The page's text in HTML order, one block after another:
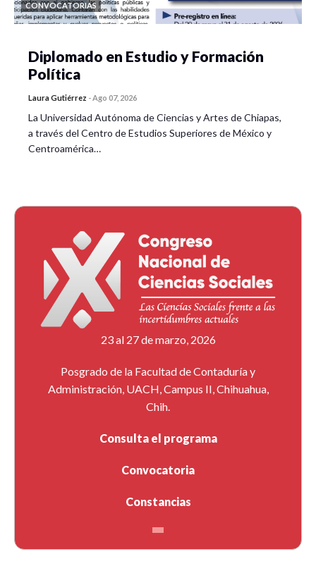
CONVOCATORIAS
Diplomado en Estudio y Formación
Política
Laura Gutiérrez -Ago 07, 2026
La Universidad Autónoma de Ciencias y Artes de Chiapas,
a través del Centro de Estudios Superiores de México y
Centroamérica…
23 al 27 de marzo, 2026
Posgrado de la Facultad de Contaduría y
Administración, UACH, Campus II, Chihuahua,
Chih.
Consulta el programa
Convocatoria
Constancias